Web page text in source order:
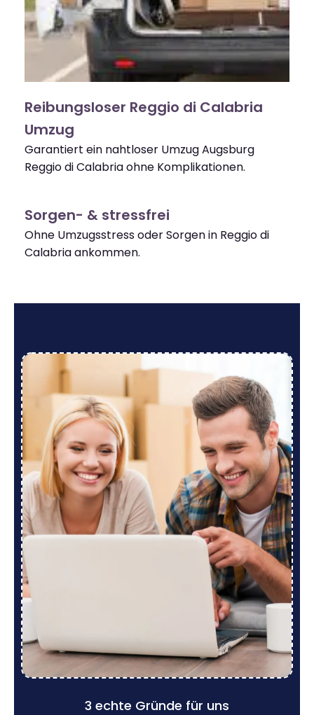
Reibungsloser Reggio di Calabria
Umzug
Garantiert ein nahtloser Umzug Augsburg
Reggio di Calabria ohne Komplikationen.
Sorgen- & stressfrei
Ohne Umzugsstress oder Sorgen in Reggio di
Calabria ankommen.
3 echte Gründe für uns